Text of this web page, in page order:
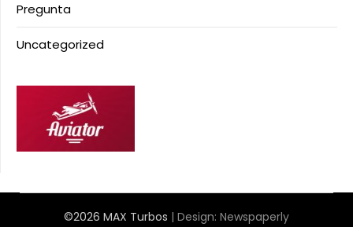
Pregunta
Uncategorized
©2026 MAX Turbos | Design: Newspaperly